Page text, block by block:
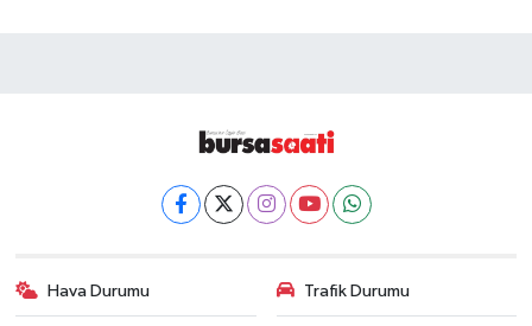
Hava Durumu Trafik Durumu